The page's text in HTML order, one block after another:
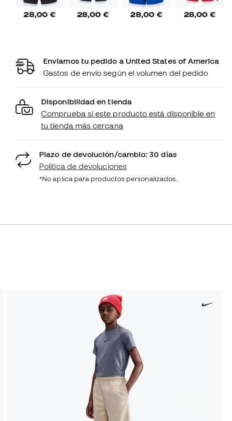
28,00 € 28,00 € 28,00 € 28,00 €
Enviamos tu pedido a United States of America
Gastos de envío según el volumen del pedido
Disponibilidad en tienda
Comprueba si este producto está disponible en
tu tienda más cercana
Plazo de devolución/cambio: 30 días
Política de devoluciones
*No aplica para productos personalizados.